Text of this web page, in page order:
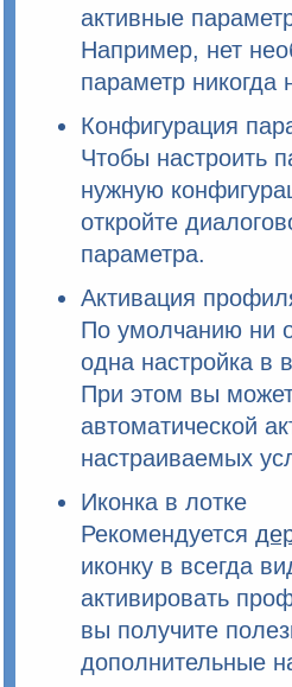
активные
Например, нет
параметр никогда
Конфигурация
Чтобы настроить
нужную
откройте
параметра.
Активация
По умолчанию ни
одна настройка в
При этом вы
автоматической
настраиваемых
Иконка в лотке
Рекомендуется
иконку в всегда
активировать
вы получите
дополнительные